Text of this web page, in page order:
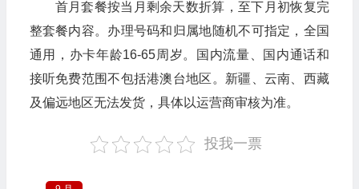
首月套餐按当月剩余天数折算，至下月初恢复完
整套餐内容。办理号码和归属地随机不可指定，全国
通用，办卡年龄16-65周岁。国内流量、国内通话和
接听免费范围不包括港澳台地区。新疆、云南、西藏
及偏远地区无法发货，具体以运营商审核为准。
投我一票